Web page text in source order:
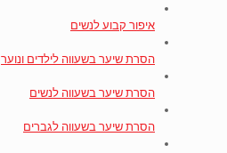
איפור קבוע לנשים
הסרת שיער בשעווה לילדים ונוער
הסרת שיער בשעווה לנשים
הסרת שיער בשעווה לגברים